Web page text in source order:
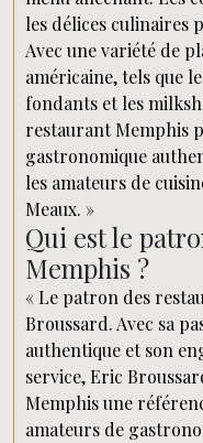
les délices culinaires
Avec une variété de
américaine, tels que
fondants et les
restaurant Memphis
gastronomique
les amateurs de
Meaux. »
Qui est le
Memphis ?
« Le patron des
Broussard. Avec sa
authentique et son
service, Eric
Memphis une
amateurs de